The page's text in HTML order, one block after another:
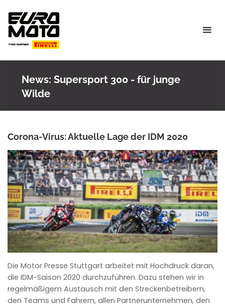
content
News: Supersport 300 - für junge
Wilde
Corona-Virus: Aktuelle Lage der IDM 2020
ANKE WIECZOREK
Die Motor Presse Stuttgart arbeitet mit Hochdruck daran,
die IDM-Saison 2020 durchzuführen. Dazu stehen wir in
regelmäßigem Austausch mit den Streckenbetreibern,
den Teams und Fahrern, allen Partnerunternehmen, den